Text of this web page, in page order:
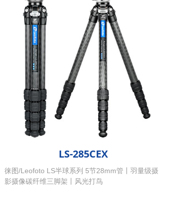
LS-285CEX
徕图/Leofoto LS半球系列 5节28mm管丨羽量级摄
影摄像碳纤维三脚架丨风光打鸟